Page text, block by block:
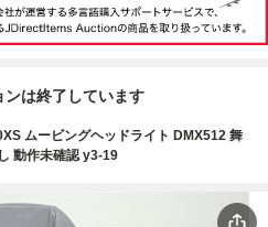
ンは終了しています
ムービングヘッドライト DMX512 舞
動作未確認 y3-19